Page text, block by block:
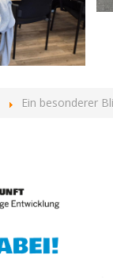
Ein besonderer